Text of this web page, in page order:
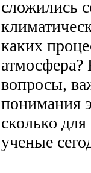
сложились
каких
вопросы,
понимания
сколько
ученые